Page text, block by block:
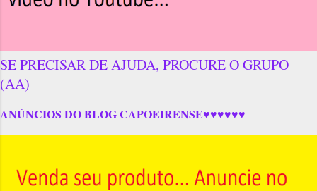
SE PRECISAR DE AJUDA, PROCURE O GRUPO
(AA)
ANÚNCIOS DO BLOG CAPOEIRENSE♥♥♥♥♥♥